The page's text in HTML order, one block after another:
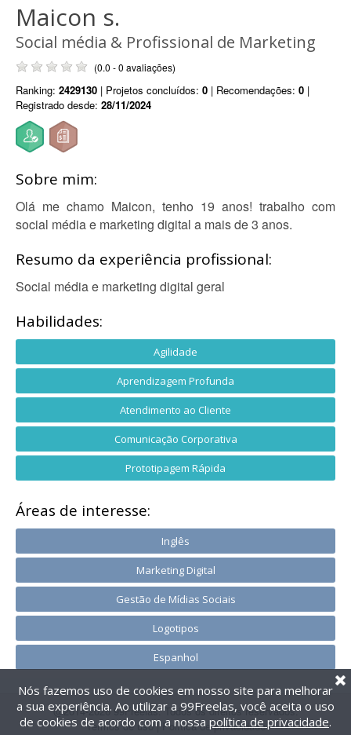
Maicon s.
Social média & Profissional de Marketing
(0.0 - 0 avaliações)
Ranking: 2429130 | Projetos concluídos: 0 | Recomendações: 0 |
Registrado desde: 28/11/2024
Sobre mim:
Olá me chamo Maicon, tenho 19 anos! trabalho com
social média e marketing digital a mais de 3 anos.
Resumo da experiência profissional:
Social média e marketing digital geral
Habilidades:
Agilidade
Aprendizagem Profunda
Atendimento ao Cliente
Comunicação Corporativa
Prototipagem Rápida
Áreas de interesse:
Inglês
Marketing Digital
Gestão de Mídias Sociais
Logotipos
Espanhol
@2014-2026 99Freelas. Todos os direitos reservados.
Termos de uso| Política de privacidade
Nós fazemos uso de cookies em nosso site para melhorar
a sua experiência. Ao utilizar a 99Freelas, você aceita o uso
de cookies de acordo com a nossa política de privacidade.